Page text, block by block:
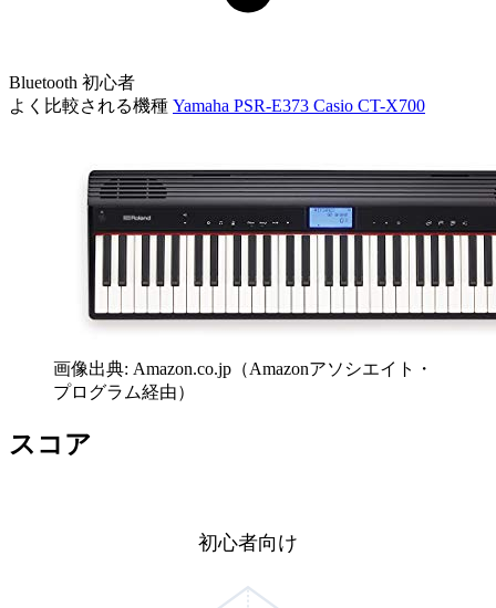
Bluetooth 初心者
よく比較される機種 Yamaha PSR-E373 Casio CT-X700
画像出典: Amazon.co.jp（Amazonアソシエイト・
プログラム経由）
スコア
初心者向け